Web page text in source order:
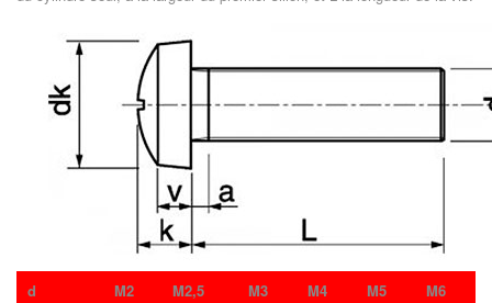
d M2 M2,5 M3 M4 M5
M6